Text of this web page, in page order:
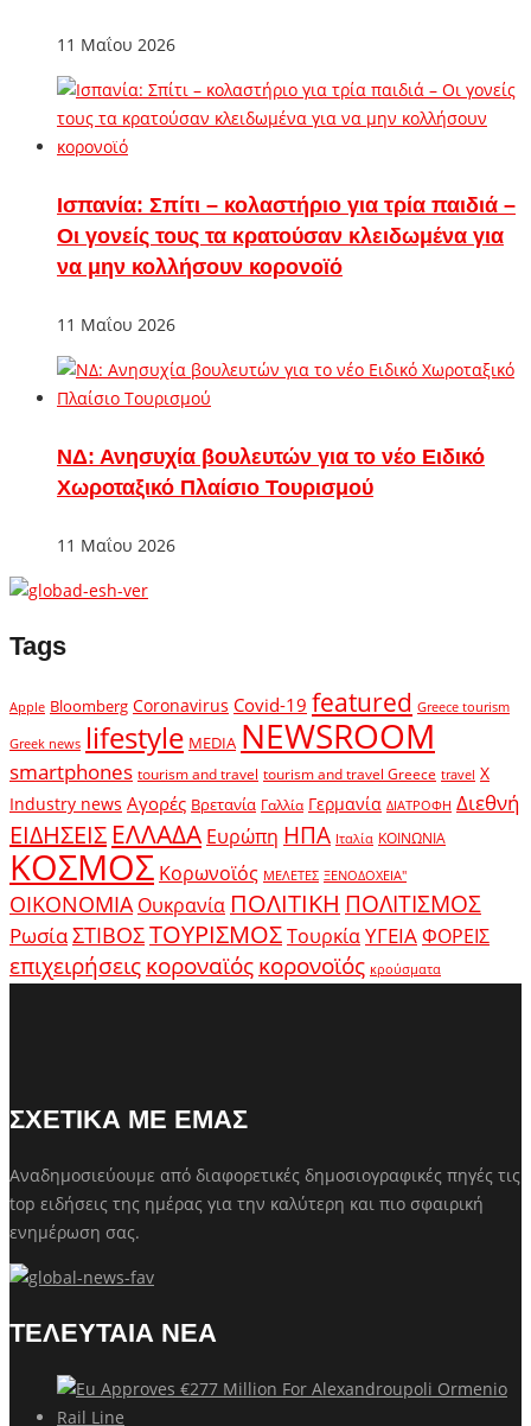
11 Μαΐου 2026
Ισπανία: Σπίτι – κολαστήριο για τρία παιδιά –
Οι γονείς τους τα κρατούσαν κλειδωμένα για
να μην κολλήσουν κορονοϊό
11 Μαΐου 2026
ΝΔ: Ανησυχία βουλευτών για το νέο Ειδικό
Χωροταξικό Πλαίσιο Τουρισμού
11 Μαΐου 2026
Tags
Apple Bloomberg Coronavirus Covid-19 featured Greece tourism
Greek news lifestyle MEDIA NEWSROOM
smartphones tourism and travel tourism and travel Greece travel X
Industry news Αγορές Βρετανία Γαλλία Γερμανία ΔΙΑΤΡΟΦΗ Διεθνή
ΕΙΔΗΣΕΙΣ ΕΛΛΑΔΑ Ευρώπη ΗΠΑ Ιταλία ΚΟΙΝΩΝΙΑ
ΚΟΣΜΟΣ Κορωνοϊός ΜΕΛΕΤΕΣ ΞΕΝΟΔΟΧΕΙΑ"
ΟΙΚΟΝΟΜΙΑ Ουκρανία ΠΟΛΙΤΙΚΗ ΠΟΛΙΤΙΣΜΟΣ
ΡωσίαΣΤΙΒΟΣΤΟΥΡΙΣΜΟΣΤουρκίαΥΓΕΙΑΦΟΡΕΙΣ
επιχειρήσειςκοροναϊόςκορονοϊός κρούσματα
ΣΧΕΤΙΚΑ ΜΕ ΕΜΑΣ
Αναδημοσιεύουμε από διαφορετικές δημοσιογραφικές πηγές τις
top ειδήσεις της ημέρας για την καλύτερη και πιο σφαιρική
ενημέρωση σας.
ΤΕΛΕΥΤΑΙΑ ΝΕΑ